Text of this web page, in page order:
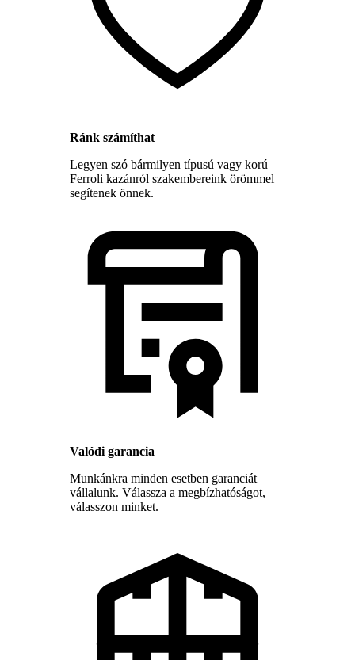
Ránk számíthat
Legyen szó bármilyen típusú vagy korú
Ferroli kazánról szakembereink örömmel
segítenek önnek.
Valódi garancia
Munkánkra minden esetben garanciát
vállalunk. Válassza a megbízhatóságot,
válasszon minket.